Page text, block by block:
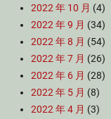
2022 年 10 月 (4)
2022 年 9 月 (34)
2022 年 8 月 (54)
2022 年 7 月 (26)
2022 年 6 月 (28)
2022 年 5 月 (8)
2022 年 4 月 (3)